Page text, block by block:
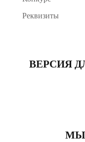
Реквизиты
ВЕРСИЯ
МЫ